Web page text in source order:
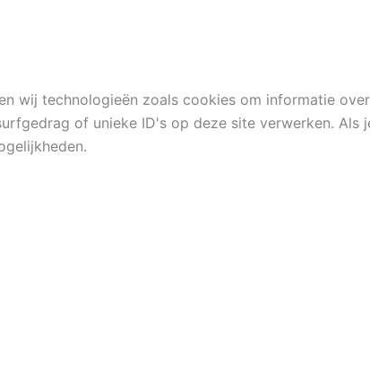
wij technologieën zoals cookies om informatie
of unieke ID's op deze site verwerken.